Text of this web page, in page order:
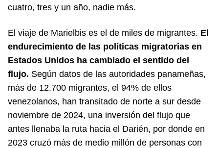
cuatro, tres y un año, nadie más.
El viaje de Marielbis es el de miles de migrantes. El
endurecimiento de las políticas migratorias en
Estados Unidos ha cambiado el sentido del
flujo. Según datos de las autoridades panameñas,
más de 12.700 migrantes, el 94% de ellos
venezolanos, han transitado de norte a sur desde
noviembre de 2024, una inversión del flujo que
antes llenaba la ruta hacia el Darién, por donde en
2023 cruzó más de medio millón de personas con